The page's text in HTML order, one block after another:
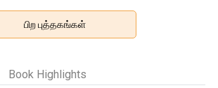
பிற புத்தகங்கள்
Book Highlights